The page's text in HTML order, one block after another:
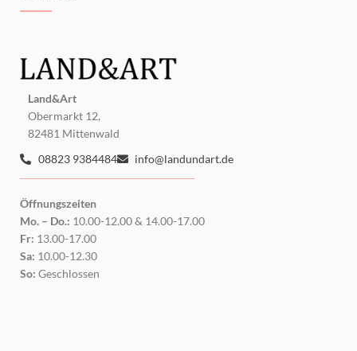
Land&Art
Obermarkt 12,
82481 Mittenwald
08823 9384484
info@landundart.de
Öffnungszeiten
Mo. – Do.: 10.00-12.00 & 14.00-17.00
Fr: 13.00-17.00
Sa: 10.00-12.30
So: Geschlossen